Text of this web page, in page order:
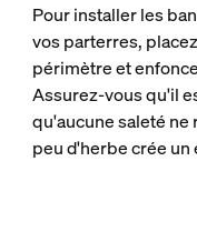
Pour installer les
vos parterres,
périmètre et
Assurez-vous qu'il
qu'aucune saleté ne
peu d'herbe crée